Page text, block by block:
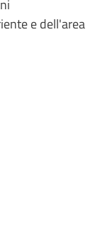
e dell'area